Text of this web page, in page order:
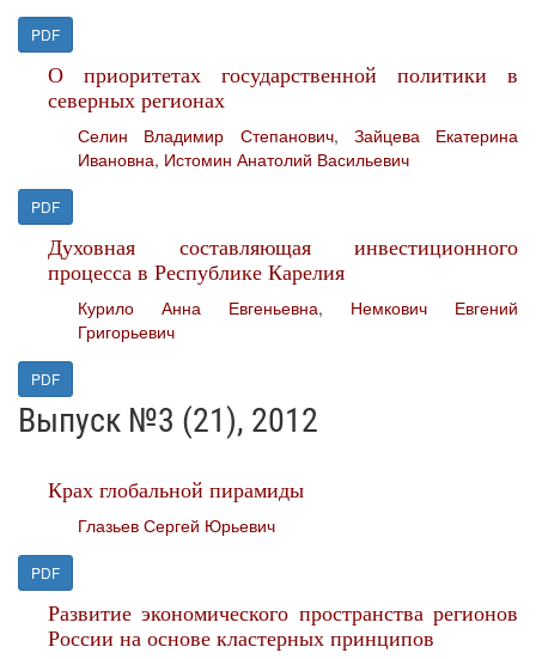
PDF
О приоритетах государственной политики в
северных регионах
Селин Владимир Степанович, Зайцева Екатерина
Ивановна, Истомин Анатолий Васильевич
PDF
Духовная составляющая инвестиционного
процесса в Республике Карелия
Курило Анна Евгеньевна, Немкович Евгений
Григорьевич
PDF
Выпуск №3 (21), 2012
Крах глобальной пирамиды
Глазьев Сергей Юрьевич
PDF
Развитие экономического пространства регионов
России на основе кластерных принципов